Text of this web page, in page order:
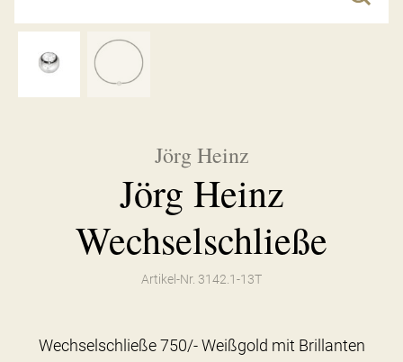
Jörg Heinz
Jörg Heinz
Wechselschließe
Artikel-Nr. 3142.1-13T
Wechselschließe 750/- Weißgold mit Brillanten